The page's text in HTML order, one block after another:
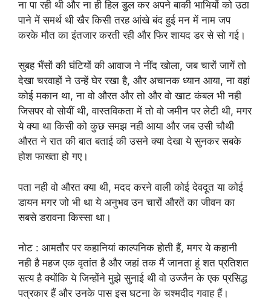
ना पा रही थी और ना ही हिल डुल कर अपने बाकी भाभियों को उठा
पाने में समर्थ थी खैर किसी तरह आंखे बंद हुई मन में नाम जप
करके मौत का इंतजार करती रही और फिर शायद डर से सो गई।
सुबह भैंसों की घंटियों की आवाज ने नींद खोला, जब चारों जागें तो
देखा चरवाहों ने उन्हें घेर रखा है, और अचानक ध्यान आया, ना वहां
कोई मकान था, ना वो औरत और तो और वो खाट कंबल भी नही
जिसपर वो सोयीं थी, वास्तविकता में तो वो जमीन पर लेटी थी, मगर
ये क्या था किसी को कुछ समझ नही आया और जब उसी चौथी
औरत ने रात की बात बताई की उसने क्या देखा ये सुनकर सबके
होश फाख्ता हो गए।
पता नही वो औरत क्या थी, मदद करने वाली कोई देवदूत या कोई
डायन मगर जो भी था ये अनुभव उन चारों औरतें का जीवन का
सबसे डरावना किस्सा था।
नोट : आमतौर पर कहानियां काल्पनिक होती हैं, मगर ये कहानी
नही है महज एक वृतांत है और जहां तक मैं जानता हूं शत प्रतिशत
सत्य है क्योंकि ये जिन्होंने मुझे सुनाई थी वो उज्जैन के एक प्रसिद्ध
पत्रकार हैं और उनके पास इस घटना के चश्मदीद गवाह हैं।